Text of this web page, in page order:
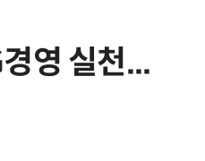
영 실천...